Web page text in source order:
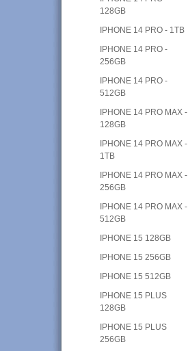
128GB
IPHONE 14 PRO - 1TB
IPHONE 14 PRO -
256GB
IPHONE 14 PRO -
512GB
IPHONE 14 PRO MAX -
128GB
IPHONE 14 PRO MAX -
1TB
IPHONE 14 PRO MAX -
256GB
IPHONE 14 PRO MAX -
512GB
IPHONE 15 128GB
IPHONE 15 256GB
IPHONE 15 512GB
IPHONE 15 PLUS
128GB
IPHONE 15 PLUS
256GB